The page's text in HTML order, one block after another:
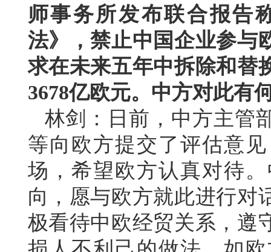
师事务所发布联合报告
法》，禁止中国企业参与
求在未来五年中拆除和替
3678亿欧元。中方对此有
林剑：日前，中方主管
等向欧方提交了评估意
场，希望欧方认真对待
向，愿与欧方就此进行对
极看待中欧经贸关系，遵